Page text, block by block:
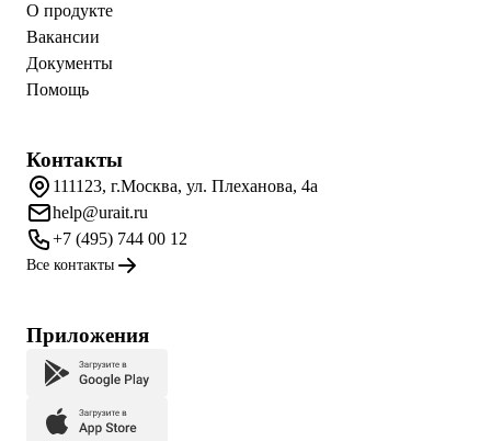
О продукте
Вакансии
Документы
Помощь
Контакты
111123, г.Москва, ул. Плеханова, 4а
help@urait.ru
+7 (495) 744 00 12
Все контакты
Приложения